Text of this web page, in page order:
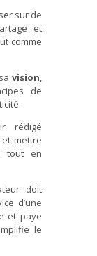
sur de
et
comme
vision,
de
rédigé
mettre
tout en
doit
d’une
et paye
le